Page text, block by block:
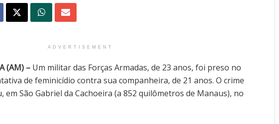
ADVERTISEMENT
(AM) – Um militar das Forças Armadas, de 23 anos, foi preso no
de feminicídio contra sua companheira, de 21 anos. O crime
São Gabriel da Cachoeira (a 852 quilômetros de Manaus), no